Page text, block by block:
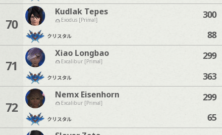
70
Kudlak Tepes
Exodus [Primal]
クリスタル
300
88
71
Xiao Longbao
Excalibur [Primal]
クリスタル
299
363
72
Nemx Eisenhorn
Excalibur [Primal]
クリスタル
299
65